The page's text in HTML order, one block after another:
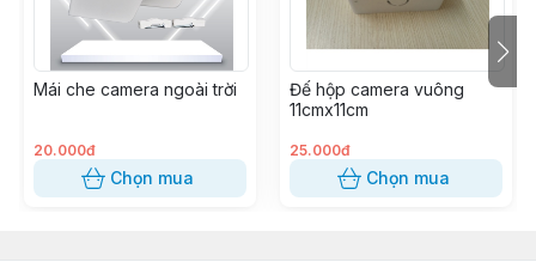
Mái che camera ngoài trời
20.000đ
Chọn mua
Đế hộp camera vuông
11cmx11cm
25.000đ
Chọn mua